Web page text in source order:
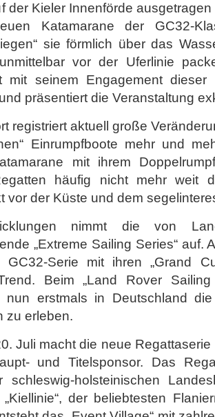
der Kieler Innenförde
Katamarane der GC32-
sie förmlich über das
vor der Uferlinie
mit seinem Engagement
präsentiert die Veranstaltung
registriert aktuell große
Einrumpfboote mehr und
mit ihrem
häufig nicht mehr weit
vor der Küste und dem
nimmt die von
„Extreme Sailing Series“ auf.
GC32-Serie mit ihren „Grand
Beim „Land Rover
nun erstmals in Deutschland
zu erleben.
Juli macht die neue
und Titelsponsor. Das
holsteinischen
der beliebtesten